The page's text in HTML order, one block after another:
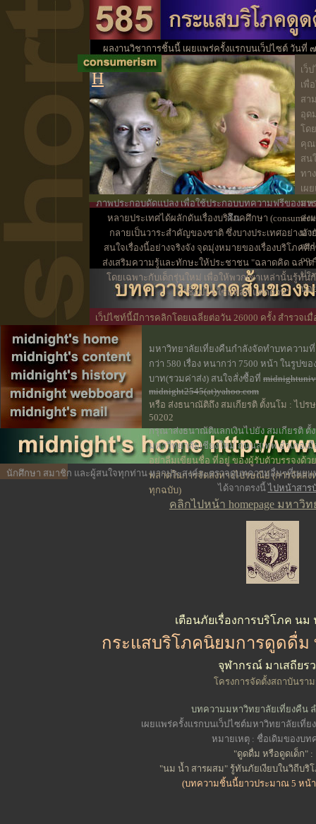
เว็ปไซท์นี้มีการคลิกโดยเฉลี่ยต่อวัน 26000 ครั้ง สำรวจ
www.thaiis.com ที่ให้ใช้พื้นที่
ผลงานวิชาการชิ้นนี้ เผยแพร่ครั้งแรกบนเว็ปไซต์ วัน
ประโยชน์ทาง
มหาวิทยาลัยเที่ยงคืนกำลังจัดทำบทความ
กว่า 580 เรื่อง หนากว่า 7500 หน้า ในรูปขอ
บาท(รวมค่าส่ง) สนใจสั่งซื้อที่
midnight2545(at)yahoo.com
หรือ ส่งธนาณัติถึง สมเกียรติ ตั้งนโม : ไป
50202
กรุณาส่งธนาณัติแลกเงินไปยัง สมเกียรติ
มหาวิทยาลัยเชียงใหม่ ถนนสุเทพ อำเภอเมื
อย่าลืมเขียนชื่อ ที่อยู่ ของผู้รับตัวบรรจงด้ว
พลาดในการจัดส่งทางไปรษณีย์ (การจัดส่ง
ทุกฉบับ)
เตือนภัยเรื่องการบริโภค นม
กระแสบริโภคนิยมการดูดดื่ม
จุฬากรณ์ มาเสถียร
โครงการจัดตั้งสถาบันรา
บทความมหาวิทยาลัยเที่ยงคืน
เผยแพร่ครั้งแรกบนเว็ปไซต์มหาวิทยาลัยเ
หมายเหตุ : ชื่อเดิมของบท
"ดูดดื่ม หรือดูดเด็ก" :
"นม น้ำ สารผสม" รู้ทันภัยเงียบในวิถีบริ
(บทความชิ้นนี้ยาวประมาณ 5 หน้า
นักศึกษา สมาชิก และผู้สนใจทุกท่าน หากประสงค์จะตรวจดูบทความอื่นๆที่เผย
ได้จากตรงนี้ไปหน้าสาร
หลายประเทศได้ผลักดันเรื่องบริโภคศึกษา (consumer
กลายเป็นวาระสำคัญของชาติ ซึ่งบางประเทศอย่างอัง
สนใจเรื่องนี้อย่างจริงจัง จุดมุ่งหมายของเรื่องบริโภคศึ
ส่งเสริมความรู้และทักษะให้ประชาชน "ฉลาดคิด ฉลา
โดยเฉพาะกับเด็กรุ่นใหม่ เพื่อให้พวกเขาเหล่านั้นรู้ทัน
"ช็อปไว ใช้แหลก แดกด่วน"
คลิกไปหน้า homepage มหาวิ
H
ภาพประกอบดัดแปลง เพื่อใช้ประกอบบทความฟรีของมห
คืน
เว็
เพื่
สา
อุด
โด
คุณ
สน
ทา
เผ
สา
ส่ง
มา
ปร
น้อ